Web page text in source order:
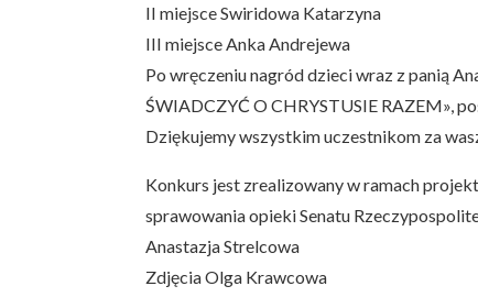
II miejsce Swiridowa Katarzyna
III miejsce Anka Andrejewa
Po wręczeniu nagród dzieci wraz z panią
ŚWIADCZYĆ O CHRYSTUSIE RAZEM»,
Dziękujemy wszystkim uczestnikom za
Konkurs jest zrealizowany w ramach
sprawowania opieki Senatu
Anastazja Strelcowa
Zdjęcia Olga Krawcowa